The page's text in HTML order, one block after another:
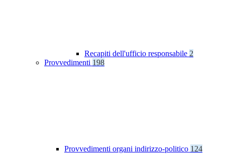
Recapiti dell'ufficio responsabile 2
Provvedimenti 198
Provvedimenti organi indirizzo-politico 124